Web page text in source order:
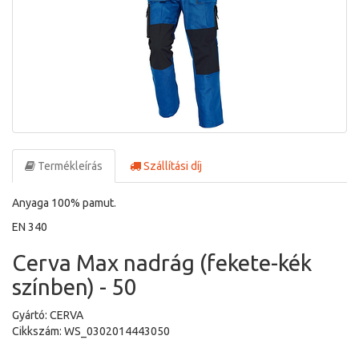
Termékleírás Szállítási díj
Anyaga 100% pamut.
EN 340
Cerva Max nadrág (fekete-kék
színben) - 50
Gyártó: CERVA
Cikkszám: WS_0302014443050